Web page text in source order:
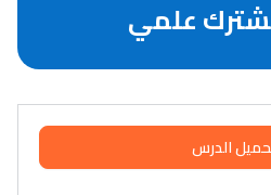
علمي
الدرس